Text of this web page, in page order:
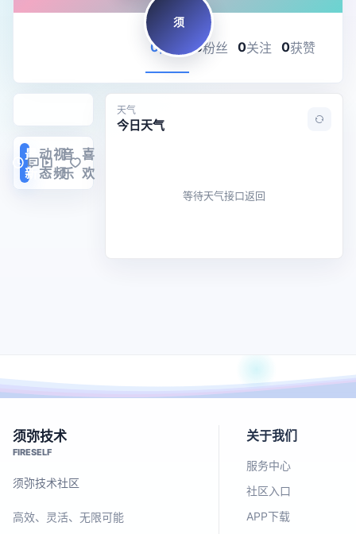
须
0内容 0粉丝 0关注 0获赞
最
新
动
态
视
频
音
乐
喜
欢
天气
今日天气
等待天气接口返回
须弥技术
FIRESELF
须弥技术社区
高效、灵活、无限可能
关于我们
服务中心
社区入口
APP下载